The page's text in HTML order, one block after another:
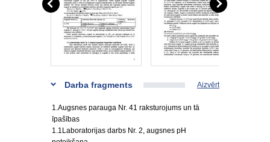
Darba fragments Aizvērt
1.Augsnes parauga Nr. 41 raksturojums un tā
īpašības
1.1Laboratorijas darbs Nr. 2, augsnes pH